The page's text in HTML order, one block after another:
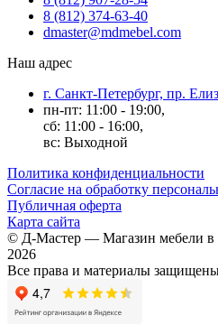
8 (812) 374-63-40
dmaster@mdmebel.com
Наш адрес
г. Санкт-Петербург, пр.
пн-пт: 11:00 - 19:00,
сб: 11:00 - 16:00,
вс: Выходной
Политика конфиденциальности
Согласие на обработку
Публичная оферта
Карта сайта
© Д-Мастер — Магазин мебели в
2026
Все права и материалы